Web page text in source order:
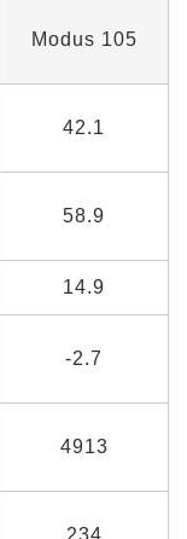
Modus 105
42.1
58.9
14.9
-2.7
4913
234